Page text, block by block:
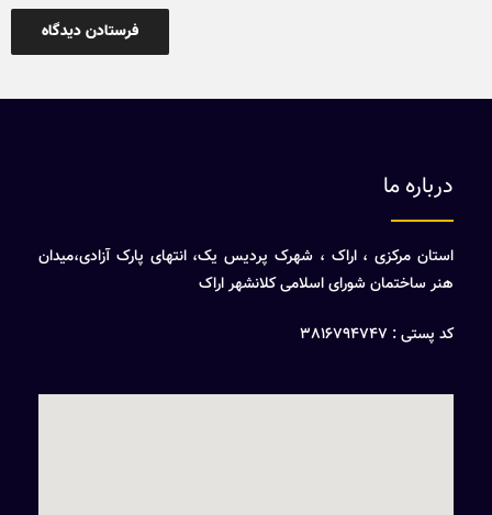
درباره ما
استان مرکزی ، اراک ، شهرک پردیس یک، انتهای پارک آزادی،میدان
هنر ساختمان شورای اسلامی کلانشهر اراک
کد پستی : 3816794747